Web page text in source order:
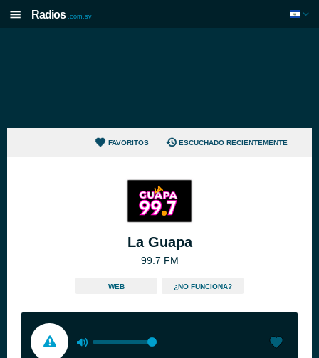
Radios .com.sv
FAVORITOS ESCUCHADO RECIENTEMENTE
La Guapa
99.7 FM
WEB ¿NO FUNCIONA?